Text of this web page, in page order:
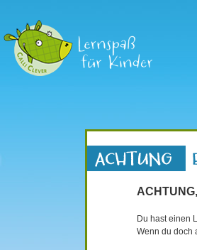
Du hast einen
Wenn du doch